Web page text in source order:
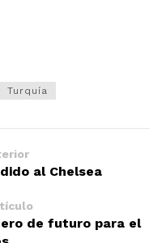
Turquía
al Chelsea
de futuro para el